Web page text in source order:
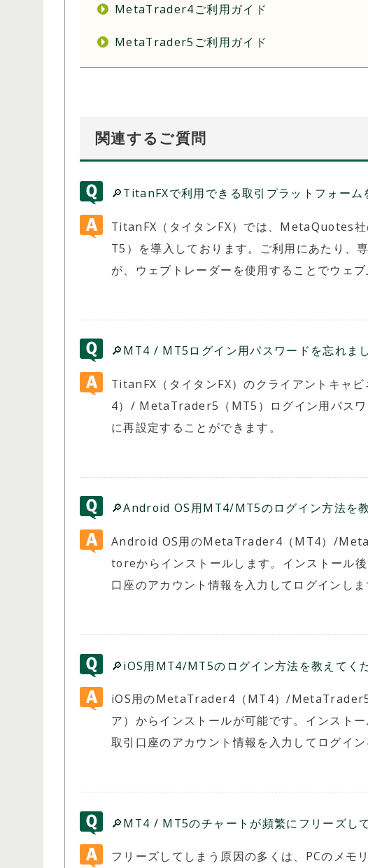
MetaTrader4ご利用ガイド
MetaTrader5ご利用ガイド
関連するご質問
🔎TitanFXで利用できる取引プラットフォーム
TitanFX（タイタンFX）では、
T5）を導入しております。ご利用にあたり、
が、ウェブトレーダーを使用することでウェ
🔎MT4 / MT5ログイン用パスワードを忘れまし
TitanFX（タイタンFX）のクライアントキャ
4）/ MetaTrader5（MT5）ログイン用パスワ
に再設定することができます。
🔎Android OS用MT4/MT5のログイン方法を教
Android OS用のMetaTrader4（MT4）/
toreからインストールします。インストール
口座のアカウント情報を入力してログインしま
🔎iOS用MT4/MT5のログイン方法を教えてくだ
iOS用のMetaTrader4（MT4）/
ア）からインストールが可能です。インスト
取引口座のアカウント情報を入力してログイン
🔎MT4 / MT5のチャートが頻繁にフリーズし
フリーズしてしまう原因の多くは、PCのメモ